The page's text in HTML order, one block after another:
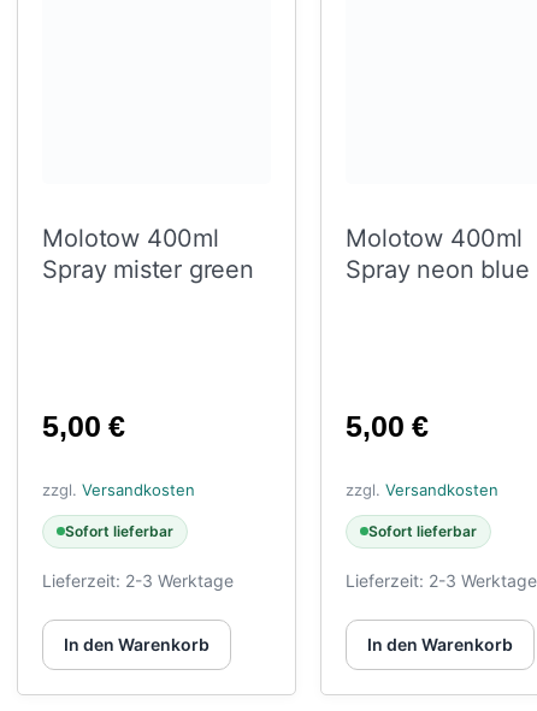
Molotow 400ml
Spray mister green
5,00€
zzgl.Versandkosten
Sofort lieferbar
Lieferzeit: 2-3 Werktage
In den Warenkorb
Molotow 400ml
Spray neon blue
5,00€
zzgl.Versandkosten
Sofort lieferbar
Lieferzeit: 2-3 Werktage
In den Warenkorb